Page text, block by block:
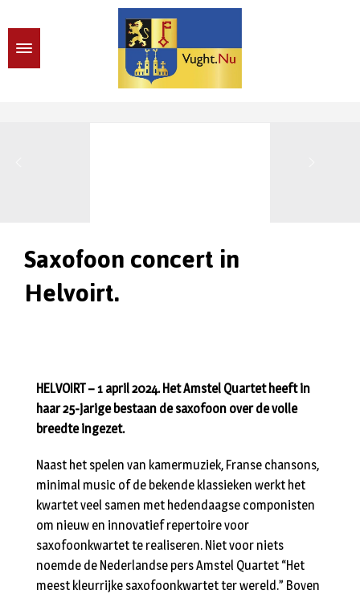
Saxofoon concert in
Helvoirt.
HELVOIRT – 1 april 2024. Het Amstel Quartet heeft in
haar 25-jarige bestaan de saxofoon over de volle
breedte ingezet.
Naast het spelen van kamermuziek, Franse chansons,
minimal music of de bekende klassieken werkt het
kwartet veel samen met hedendaagse componisten
om nieuw en innovatief repertoire voor
saxofoonkwartet te realiseren. Niet voor niets
noemde de Nederlandse pers Amstel Quartet “Het
meest kleurrijke saxofoonkwartet ter wereld.” Boven